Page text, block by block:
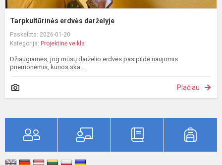
Tarpkultūrinės erdvės darželyje
Paskelbta: 2026-01-20
Kategorija: Projektinė veikla
Džiaugiamės, jog mūsų darželio erdvės pasipildė naujomis
priemonėmis, kurios ska...
Plačiau